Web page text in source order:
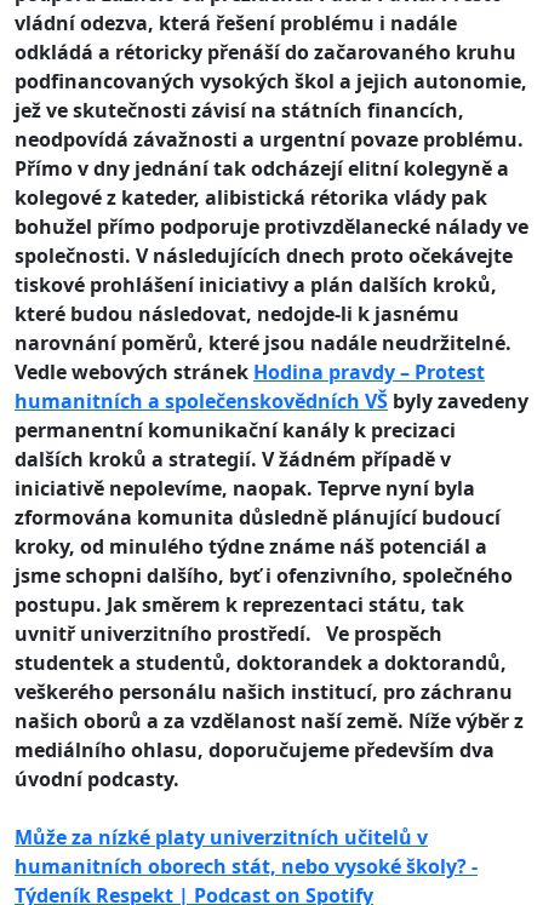
vládní odezva, která řešení problému i nadále
odkládá a rétoricky přenáší do začarovaného kruhu
podfinancovaných vysokých škol a jejich autonomie,
jež ve skutečnosti závisí na státních financích,
neodpovídá závažnosti a urgentní povaze problému.
Přímo v dny jednání tak odcházejí elitní kolegyně a
kolegové z kateder, alibistická rétorika vlády pak
bohužel přímo podporuje protivzdělanecké nálady ve
společnosti. V následujících dnech proto očekávejte
tiskové prohlášení iniciativy a plán dalších kroků,
které budou následovat, nedojde-li k jasnému
narovnání poměrů, které jsou nadále neudržitelné.
Vedle webových stránek Hodina pravdy – Protest
humanitních a společenskovědních VŠ byly zavedeny
permanentní komunikační kanály k precizaci
dalších kroků a strategií. V žádném případě v
iniciativě nepolevíme, naopak. Teprve nyní byla
zformována komunita důsledně plánující budoucí
kroky, od minulého týdne známe náš potenciál a
jsme schopni dalšího, byť i ofenzivního, společného
postupu. Jak směrem k reprezentaci státu, tak
uvnitř univerzitního prostředí. Ve prospěch
studentek a studentů, doktorandek a doktorandů,
veškerého personálu našich institucí, pro záchranu
našich oborů a za vzdělanost naší země. Níže výběr z
mediálního ohlasu, doporučujeme především dva
úvodní podcasty.
Může za nízké platy univerzitních učitelů v
humanitních oborech stát, nebo vysoké školy? -
Týdeník Respekt | Podcast on Spotify